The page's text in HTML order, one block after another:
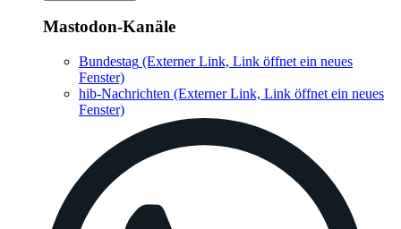
Mastodon-Kanäle
Bundestag (Externer Link, Link öffnet ein neues
Fenster)
hib-Nachrichten (Externer Link, Link öffnet ein neues
Fenster)